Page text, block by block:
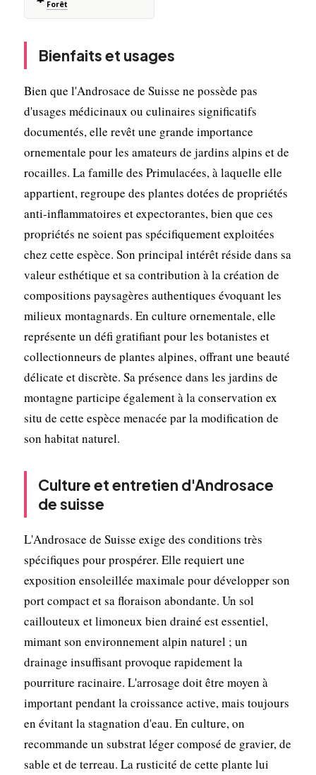
Forêt
Bienfaits et usages
Bien que l'Androsace de Suisse ne possède pas
d'usages médicinaux ou culinaires significatifs
documentés, elle revêt une grande importance
ornementale pour les amateurs de jardins alpins et de
rocailles. La famille des Primulacées, à laquelle elle
appartient, regroupe des plantes dotées de propriétés
anti-inflammatoires et expectorantes, bien que ces
propriétés ne soient pas spécifiquement exploitées
chez cette espèce. Son principal intérêt réside dans sa
valeur esthétique et sa contribution à la création de
compositions paysagères authentiques évoquant les
milieux montagnards. En culture ornementale, elle
représente un défi gratifiant pour les botanistes et
collectionneurs de plantes alpines, offrant une beauté
délicate et discrète. Sa présence dans les jardins de
montagne participe également à la conservation ex
situ de cette espèce menacée par la modification de
son habitat naturel.
Culture et entretien d'Androsace
de suisse
L'Androsace de Suisse exige des conditions très
spécifiques pour prospérer. Elle requiert une
exposition ensoleillée maximale pour développer son
port compact et sa floraison abondante. Un sol
caillouteux et limoneux bien drainé est essentiel,
mimant son environnement alpin naturel ; un
drainage insuffisant provoque rapidement la
pourriture racinaire. L'arrosage doit être moyen à
important pendant la croissance active, mais toujours
en évitant la stagnation d'eau. En culture, on
recommande un substrat léger composé de gravier, de
sable et de terreau. La rusticité de cette plante lui